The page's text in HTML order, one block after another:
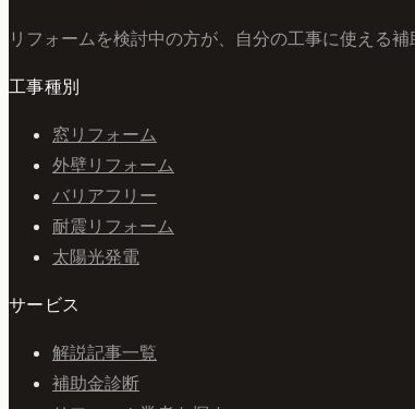
リフォームを検討中の方が、自分の工事に使える
工事種別
窓リフォーム
外壁リフォーム
バリアフリー
耐震リフォーム
太陽光発電
サービス
解説記事一覧
補助金診断